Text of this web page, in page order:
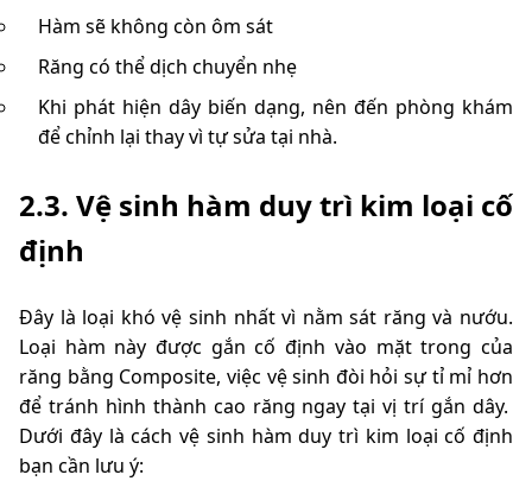
Hàm sẽ không còn ôm sát
Răng có thể dịch chuyển nhẹ
Khi phát hiện dây biến dạng, nên đến phòng khám
để chỉnh lại thay vì tự sửa tại nhà.
2.3. Vệ sinh hàm duy trì kim loại cố
định
Đây là loại khó vệ sinh nhất vì nằm sát răng và nướu.
Loại hàm này được gắn cố định vào mặt trong của
răng bằng Composite, việc vệ sinh đòi hỏi sự tỉ mỉ hơn
để tránh hình thành cao răng ngay tại vị trí gắn dây.
Dưới đây là cách vệ sinh hàm duy trì kim loại cố định
bạn cần lưu ý: